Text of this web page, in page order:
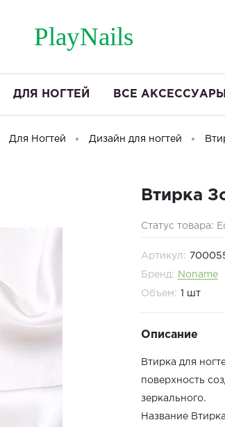
PlayNails
ДЛЯ НОГТЕЙ ВСЕ АКСЕССУАРЫ
Для Ногтей Дизайн для ногтей
Втирка
Статус товара:
Артикул:
Бренд: Noname
Объем: 1 шт
Описание
Втирка для
поверхность
зеркального.
Название